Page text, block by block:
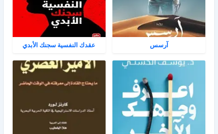
آرسس عقدك النفسية سجنك الأبدي